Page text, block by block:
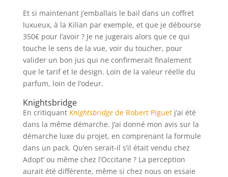
Et si maintenant j’emballais le bail dans un coffret
luxueux, à la Kilian par exemple, et que je débourse
350€ pour l’avoir ? Je ne jugerais alors que ce qui
touche le sens de la vue, voir du toucher, pour
valider un bon jus qui ne confirmerait finalement
que le tarif et le design. Loin de la valeur réelle du
parfum, loin de l’odeur.
Knightsbridge
En critiquant Knightsbridgede Robert Piguetj’ai été
dans la même démarche. J’ai donné mon avis sur la
démarche luxe du projet, en comprenant la formule
dans un pack. Qu’en serait-il s’il était vendu chez
Adopt’ ou même chez l’Occitane ? La perception
aurait été différente, même si chez nous on essaie